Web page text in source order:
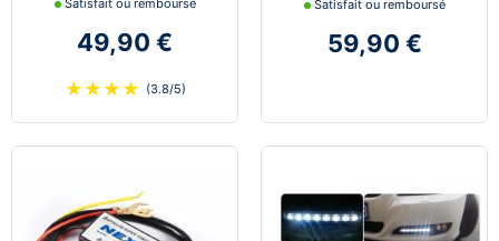
49,90 €
★ ★ ★ ★ (3.8/5)
Satisfait ou remboursé
59,90 €